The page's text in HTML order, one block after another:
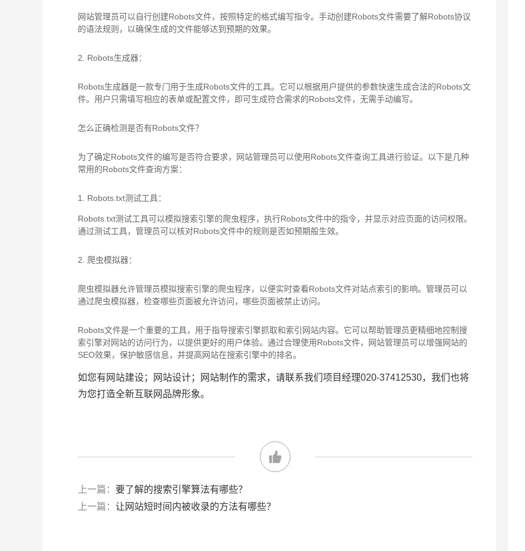
网站管理员可以自行创建Robots文件，按照特定的格式编写指令。手动创建Robots文件需要了解Robots协议
的语法规则，以确保生成的文件能够达到预期的效果。
2. Robots生成器：
Robots生成器是一款专门用于生成Robots文件的工具。它可以根据用户提供的参数快速生成合法的Robots文
件。用户只需填写相应的表单或配置文件，即可生成符合需求的Robots文件，无需手动编写。
怎么正确检测是否有Robots文件？
为了确定Robots文件的编写是否符合要求，网站管理员可以使用Robots文件查询工具进行验证。以下是几种
常用的Robots文件查询方案：
1. Robots.txt测试工具：
Robots.txt测试工具可以模拟搜索引擎的爬虫程序，执行Robots文件中的指令，并显示对应页面的访问权限。
通过测试工具，管理员可以核对Robots文件中的规则是否如预期般生效。
2. 爬虫模拟器：
爬虫模拟器允许管理员模拟搜索引擎的爬虫程序，以便实时查看Robots文件对站点索引的影响。管理员可以
通过爬虫模拟器，检查哪些页面被允许访问，哪些页面被禁止访问。
Robots文件是一个重要的工具，用于指导搜索引擎抓取和索引网站内容。它可以帮助管理员更精细地控制搜
索引擎对网站的访问行为，以提供更好的用户体验。通过合理使用Robots文件，网站管理员可以增强网站的
SEO效果，保护敏感信息，并提高网站在搜索引擎中的排名。
如您有网站建设；网站设计；网站制作的需求，请联系我们项目经理020-37412530，我们也将
为您打造全新互联网品牌形象。
上一篇： 要了解的搜索引擎算法有哪些？
上一篇： 让网站短时间内被收录的方法有哪些？